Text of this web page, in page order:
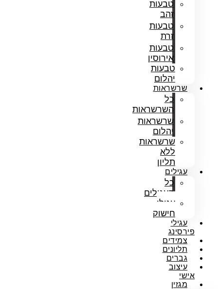
טבעות
זהב
טבעות
זרת
טבעות
אירוסין
טבעות
יהלום
שרשראות
כל
השרשראות
שרשראות
יהלום
שרשראות
ללא
תליון
עגילים
כל
העגילים
עגילי
חישוק
עגילי
פירסינג
צמידים
תליונים
גברים
עיצוב
אישי
מגזין